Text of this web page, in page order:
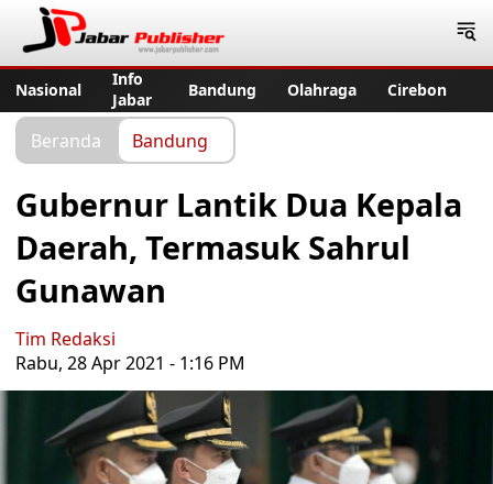
Nasional
Info
Jabar
Bandung Olahraga Cirebon
Beranda Bandung
Gubernur Lantik Dua Kepala
Daerah, Termasuk Sahrul
Gunawan
Tim Redaksi
Rabu, 28 Apr 2021 - 1:16 PM